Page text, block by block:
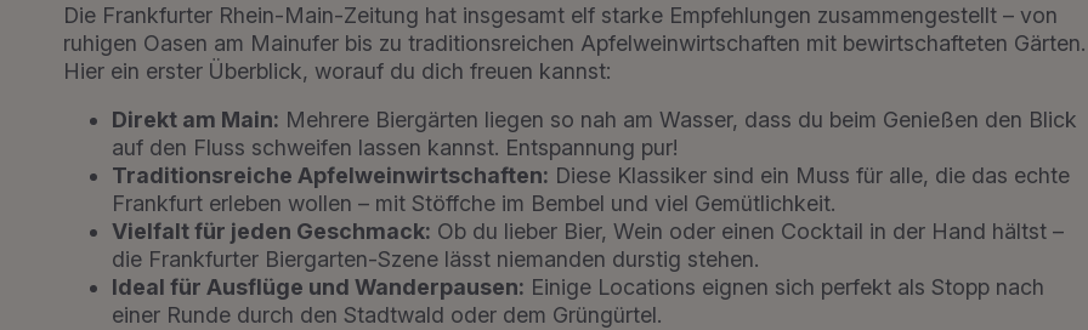
Die Frankfurter Rhein-Main-Zeitung hat insgesamt elf starke Empfehlungen zusammengestellt – von
ruhigen Oasen am Mainufer bis zu traditionsreichen Apfelweinwirtschaften mit bewirtschafteten Gärten.
Hier ein erster Überblick, worauf du dich freuen kannst:
Direkt am Main: Mehrere Biergärten liegen so nah am Wasser, dass du beim Genießen den Blick
auf den Fluss schweifen lassen kannst. Entspannung pur!
Traditionsreiche Apfelweinwirtschaften: Diese Klassiker sind ein Muss für alle, die das echte
Frankfurt erleben wollen – mit Stöffche im Bembel und viel Gemütlichkeit.
Vielfalt für jeden Geschmack: Ob du lieber Bier, Wein oder einen Cocktail in der Hand hältst –
die Frankfurter Biergarten-Szene lässt niemanden durstig stehen.
Ideal für Ausflüge und Wanderpausen: Einige Locations eignen sich perfekt als Stopp nach
einer Runde durch den Stadtwald oder dem Grüngürtel.